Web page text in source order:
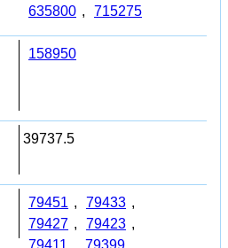
635800 , 715275
158950
39737.5
79451 , 79433 ,
79427 , 79423 ,
79411 , 79399 ,